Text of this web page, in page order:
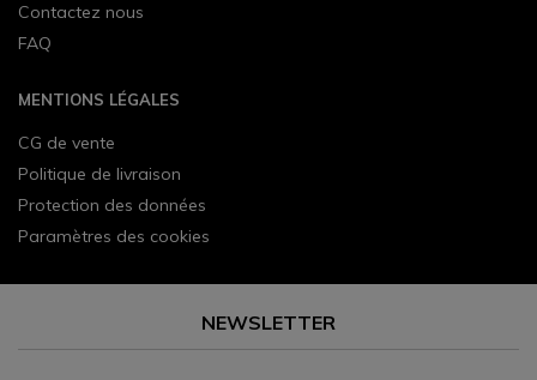
Contactez nous
FAQ
MENTIONS LÉGALES
CG de vente
Politique de livraison
Protection des données
Paramètres des cookies
NEWSLETTER